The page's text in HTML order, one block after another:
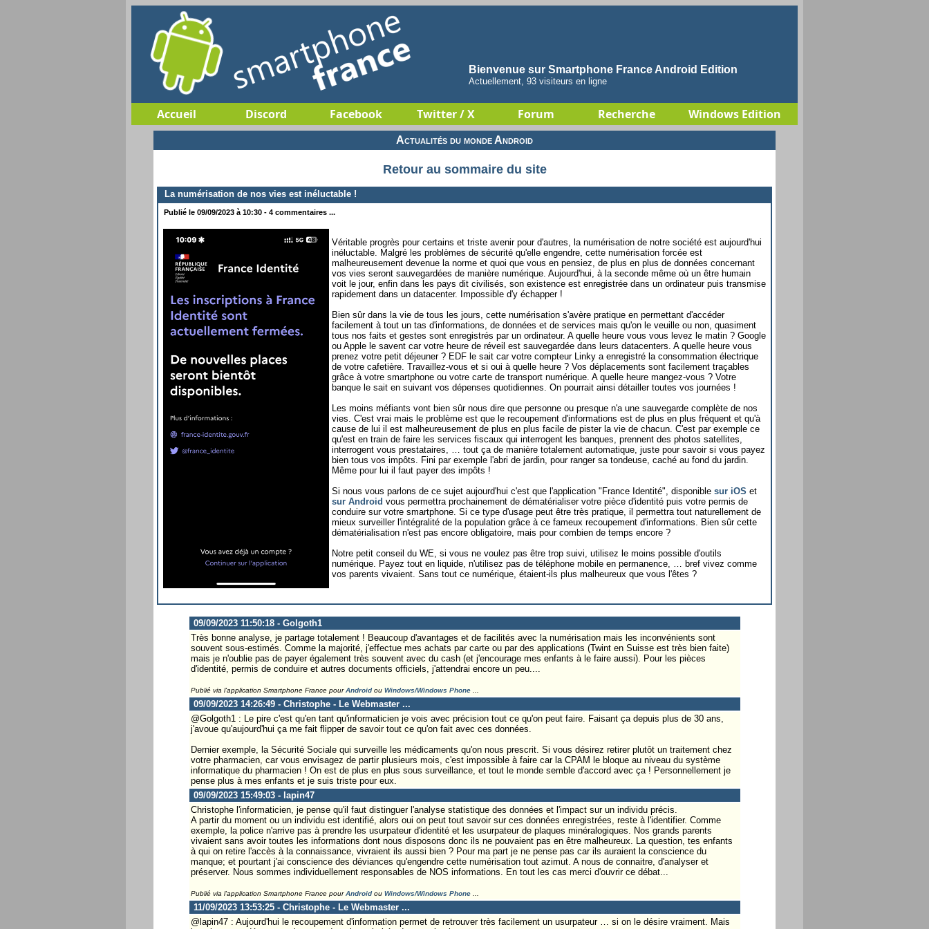
Bienvenue sur Smartphone France Android Edition
Actuellement, 93 visiteurs en ligne
Accueil Discord Facebook Twitter / X Forum Recherche Windows Edition
Actualités du monde Android
Retour au sommaire du site
La numérisation de nos vies est inéluctable !
Publié le 09/09/2023 à 10:30 - 4 commentaires ...
Véritable progrès pour certains et triste avenir pour d'autres, la numérisation de notre société est aujourd'hui
inéluctable. Malgré les problèmes de sécurité qu'elle engendre, cette numérisation forcée est
malheureusement devenue la norme et quoi que vous en pensiez, de plus en plus de données concernant
vos vies seront sauvegardées de manière numérique. Aujourd'hui, à la seconde même où un être humain
voit le jour, enfin dans les pays dit civilisés, son existence est enregistrée dans un ordinateur puis transmise
rapidement dans un datacenter. Impossible d'y échapper !
Bien sûr dans la vie de tous les jours, cette numérisation s'avère pratique en permettant d'accéder
facilement à tout un tas d'informations, de données et de services mais qu'on le veuille ou non, quasiment
tous nos faits et gestes sont enregistrés par un ordinateur. A quelle heure vous vous levez le matin ? Google
ou Apple le savent car votre heure de réveil est sauvegardée dans leurs datacenters. A quelle heure vous
prenez votre petit déjeuner ? EDF le sait car votre compteur Linky a enregistré la consommation électrique
de votre cafetière. Travaillez-vous et si oui à quelle heure ? Vos déplacements sont facilement traçables
grâce à votre smartphone ou votre carte de transport numérique. A quelle heure mangez-vous ? Votre
banque le sait en suivant vos dépenses quotidiennes. On pourrait ainsi détailler toutes vos journées !
Les moins méfiants vont bien sûr nous dire que personne ou presque n'a une sauvegarde complète de nos
vies. C'est vrai mais le problème est que le recoupement d'informations est de plus en plus fréquent et qu'à
cause de lui il est malheureusement de plus en plus facile de pister la vie de chacun. C'est par exemple ce
qu'est en train de faire les services fiscaux qui interrogent les banques, prennent des photos satellites,
interrogent vous prestataires, … tout ça de manière totalement automatique, juste pour savoir si vous payez
bien tous vos impôts. Fini par exemple l'abri de jardin, pour ranger sa tondeuse, caché au fond du jardin.
Même pour lui il faut payer des impôts !
Si nous vous parlons de ce sujet aujourd'hui c'est que l'application "France Identité", disponible sur iOS et
sur Android vous permettra prochainement de dématérialiser votre pièce d'identité puis votre permis de
conduire sur votre smartphone. Si ce type d'usage peut être très pratique, il permettra tout naturellement de
mieux surveiller l'intégralité de la population grâce à ce fameux recoupement d'informations. Bien sûr cette
dématérialisation n'est pas encore obligatoire, mais pour combien de temps encore ?
Notre petit conseil du WE, si vous ne voulez pas être trop suivi, utilisez le moins possible d'outils
numérique. Payez tout en liquide, n'utilisez pas de téléphone mobile en permanence, … bref vivez comme
vos parents vivaient. Sans tout ce numérique, étaient-ils plus malheureux que vous l'êtes ?
09/09/2023 11:50:18 - Golgoth1
Très bonne analyse, je partage totalement ! Beaucoup d'avantages et de facilités avec la numérisation mais les inconvénients sont
souvent sous-estimés. Comme la majorité, j'effectue mes achats par carte ou par des applications (Twint en Suisse est très bien faite)
mais je n'oublie pas de payer également très souvent avec du cash (et j'encourage mes enfants à le faire aussi). Pour les pièces
d'identité, permis de conduire et autres documents officiels, j'attendrai encore un peu....
Publié via l'application Smartphone France pourAndroidou Windows/Windows Phone...
09/09/2023 14:26:49 - Christophe - Le Webmaster ...
@Golgoth1 : Le pire c'est qu'en tant qu'informaticien je vois avec précision tout ce qu'on peut faire. Faisant ça depuis plus de 30 ans,
j'avoue qu'aujourd'hui ça me fait flipper de savoir tout ce qu'on fait avec ces données.
Dernier exemple, la Sécurité Sociale qui surveille les médicaments qu'on nous prescrit. Si vous désirez retirer plutôt un traitement chez
votre pharmacien, car vous envisagez de partir plusieurs mois, c'est impossible à faire car la CPAM le bloque au niveau du système
informatique du pharmacien ! On est de plus en plus sous surveillance, et tout le monde semble d'accord avec ça ! Personnellement je
pense plus à mes enfants et je suis triste pour eux.
09/09/2023 15:49:03 - lapin47
Christophe l'informaticien, je pense qu'il faut distinguer l'analyse statistique des données et l'impact sur un individu précis.
A partir du moment ou un individu est identifié, alors oui on peut tout savoir sur ces données enregistrées, reste à l'identifier. Comme
exemple, la police n'arrive pas à prendre les usurpateur d'identité et les usurpateur de plaques minéralogiques. Nos grands parents
vivaient sans avoir toutes les informations dont nous disposons donc ils ne pouvaient pas en être malheureux. La question, tes enfants
à qui on retire l'accès à la connaissance, vivraient ils aussi bien ? Pour ma part je ne pense pas car ils auraient la conscience du
manque; et pourtant j'ai conscience des déviances qu'engendre cette numérisation tout azimut. A nous de connaitre, d'analyser et
préserver. Nous sommes individuellement responsables de NOS informations. En tout les cas merci d'ouvrir ce débat...
Publié via l'application Smartphone France pourAndroidou Windows/Windows Phone...
11/09/2023 13:53:25 - Christophe - Le Webmaster ...
@lapin47 : Aujourd'hui le recoupement d'information permet de retrouver très facilement un usurpateur … si on le désire vraiment. Mais